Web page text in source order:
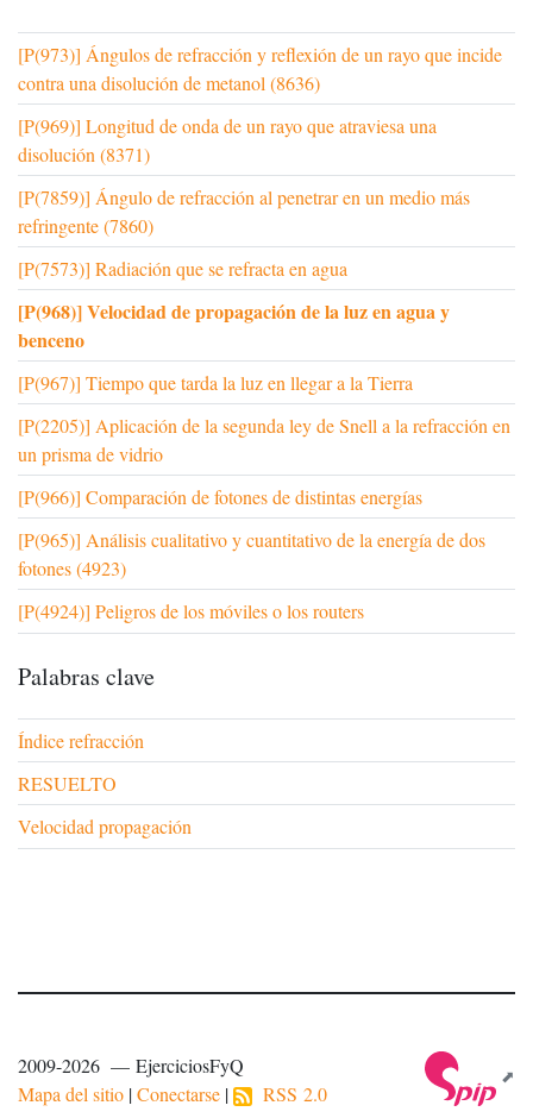
[P(973)] Ángulos de refracción y reflexión de un rayo que incide
contra una disolución de metanol (8636)
[P(969)] Longitud de onda de un rayo que atraviesa una
disolución (8371)
[P(7859)] Ángulo de refracción al penetrar en un medio más
refringente (7860)
[P(7573)] Radiación que se refracta en agua
[P(968)] Velocidad de propagación de la luz en agua y
benceno
[P(967)] Tiempo que tarda la luz en llegar a la Tierra
[P(2205)] Aplicación de la segunda ley de Snell a la refracción en
un prisma de vidrio
[P(966)] Comparación de fotones de distintas energías
[P(965)] Análisis cualitativo y cuantitativo de la energía de dos
fotones (4923)
[P(4924)] Peligros de los móviles o los routers
Palabras clave
Índice refracción
RESUELTO
Velocidad propagación
2009-2026 — EjerciciosFyQ
Mapa del sitio |Conectarse | RSS 2.0